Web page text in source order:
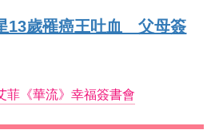
13歲罹癌王吐血 父母簽
菲《華流》幸福簽書會